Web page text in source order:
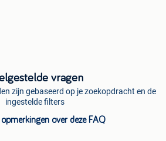
vragen
zijn gebaseerd op je zoekopdracht en de
ingestelde filters
opmerkingen over deze FAQ